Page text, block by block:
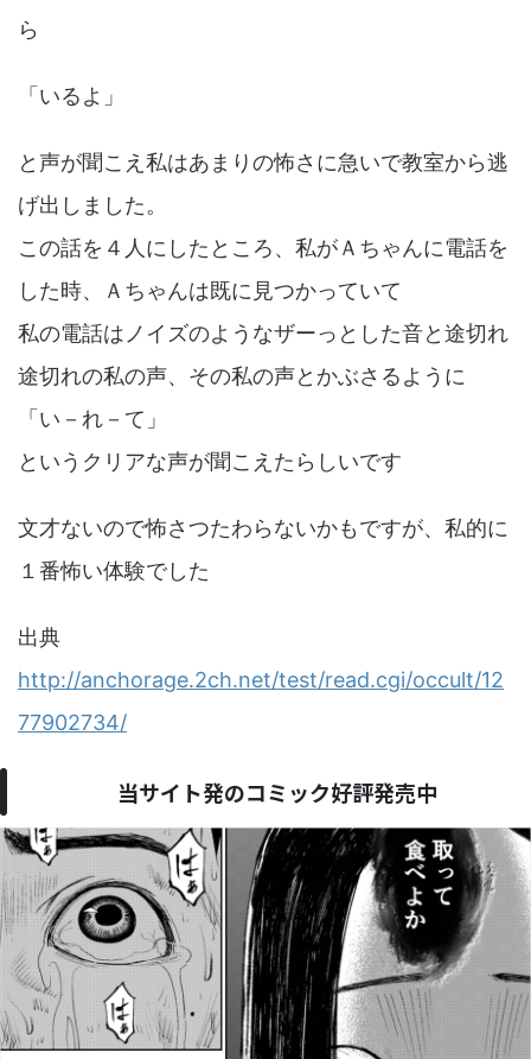
ら
「いるよ」
と声が聞こえ私はあまりの怖さに急いで教室から逃
げ出しました。
この話を４人にしたところ、私がＡちゃんに電話を
した時、Ａちゃんは既に見つかっていて
私の電話はノイズのようなザーっとした音と途切れ
途切れの私の声、その私の声とかぶさるように
「い－れ－て」
というクリアな声が聞こえたらしいです
文才ないので怖さつたわらないかもですが、私的に
１番怖い体験でした
出典
http://anchorage.2ch.net/test/read.cgi/occult/12
77902734/
当サイト発のコミック好評発売中